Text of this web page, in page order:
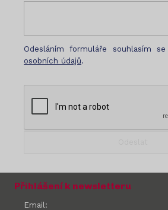
Odesláním formuláře souhlasím se
osobních údajů.
Přihlášení k newsletteru
Email: